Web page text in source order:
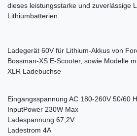
dieses leistungsstarke und zuverlässige
Lithiumbatterien.
Ladegerät 60V für Lithium-Akkus von
Bossman-XS E-Scooter, sowie Modelle
XLR Ladebuchse
Eingangsspannung AC 180-260V 50/60
InputPower 230W Max
Ladespannung 67,2V
Ladestrom 4A